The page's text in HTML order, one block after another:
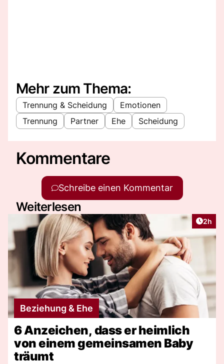
Mehr zum Thema:
Trennung & Scheidung
Emotionen
Trennung
Partner Ehe Scheidung
Kommentare
Schreibe einen Kommentar
Weiterlesen
2h
Beziehung & Ehe
6 Anzeichen, dass er heimlich
von einem gemeinsamen Baby
träumt